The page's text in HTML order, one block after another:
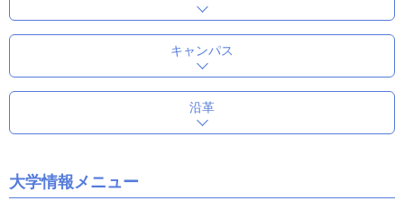
キャンパス
沿革
大学情報メニュー